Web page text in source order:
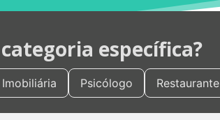
específica?
Imobiliária Psicólogo Restaurante